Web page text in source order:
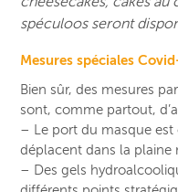
spéculoos seront
Mesures spéciales
Bien sûr, des mesures
sont, comme partout,
– Le port du masque
déplacent dans la plaine
– Des gels